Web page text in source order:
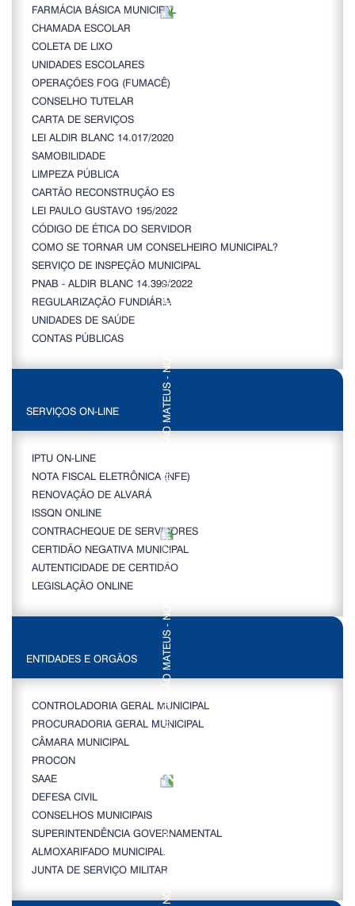
FARMÁCIA BÁSICA MUNICIPAL
CHAMADA ESCOLAR
COLETA DE LIXO
UNIDADES ESCOLARES
OPERAÇÕES FOG (FUMACÊ)
CONSELHO TUTELAR
CARTA DE SERVIÇOS
LEI ALDIR BLANC 14.017/2020
SAMOBILIDADE
LIMPEZA PÚBLICA
CARTÃO RECONSTRUÇÃO ES
LEI PAULO GUSTAVO 195/2022
CÓDIGO DE ÉTICA DO SERVIDOR
COMO SE TORNAR UM CONSELHEIRO MUNICIPAL?
SERVIÇO DE INSPEÇÃO MUNICIPAL
PNAB - ALDIR BLANC 14.399/2022
REGULARIZAÇÃO FUNDIÁRIA
UNIDADES DE SAÚDE
CONTAS PÚBLICAS
SERVIÇOS ON-LINE
IPTU ON-LINE
NOTA FISCAL ELETRÔNICA (NFE)
RENOVAÇÃO DE ALVARÁ
ISSQN ONLINE
CONTRACHEQUE DE SERVIDORES
CERTIDÃO NEGATIVA MUNICIPAL
AUTENTICIDADE DE CERTIDÃO
LEGISLAÇÃO ONLINE
ENTIDADES E ORGÃOS
CONTROLADORIA GERAL MUNICIPAL
PROCURADORIA GERAL MUNICIPAL
CÂMARA MUNICIPAL
PROCON
SAAE
DEFESA CIVIL
CONSELHOS MUNICIPAIS
SUPERINTENDÊNCIA GOVERNAMENTAL
ALMOXARIFADO MUNICIPAL
JUNTA DE SERVIÇO MILITAR